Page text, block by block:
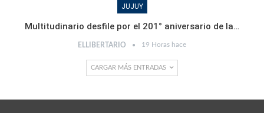
JUJUY
Multitudinario desfile por el 201° aniversario de la…
ELLIBERTARIO 19 Horas hace
CARGAR MÁS ENTRADAS